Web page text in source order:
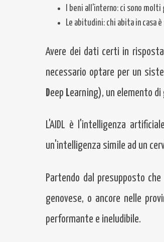
I beni all'interno: ci sono
Le abitudini: chi abita in casa
Avere dei dati certi in
necessario optare per un
Deep Learning), un elemento
L'AIDL è l'intelligenza
un'intelligenza simile ad un
Partendo dal presupposto
genovese, o ancore nelle
performante e ineludibile.